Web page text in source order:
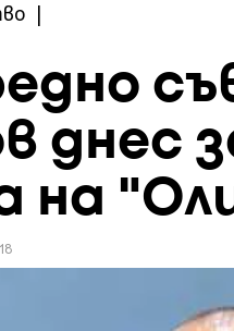
|
днес
на